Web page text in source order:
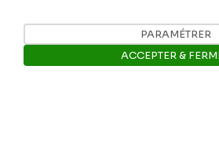
Tél: +32 81 77 67 55
PARAMÉTRER
ACCEPTER &